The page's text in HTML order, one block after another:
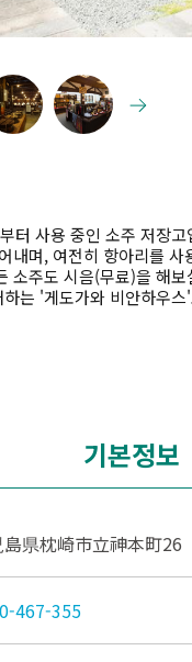
터 사용 중인 소주 저장고
내며, 여전히 항아리를 사
소주도 시음(무료)을 해보
는 '게도가와 비안하우
기본정보
県枕崎市立神本町26
467-355